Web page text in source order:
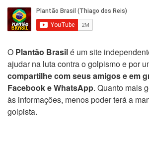
O Plantão Brasilé um site
ajudar na luta contra o golpismo e por
compartilhe com seus amigos e em
Facebook e WhatsApp. Quanto mais
às informações, menos poder terá a
golpista.